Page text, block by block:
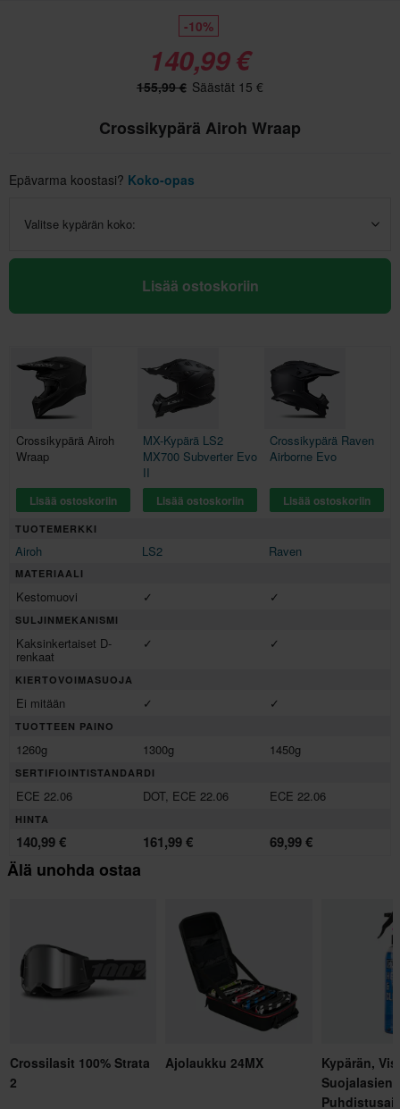
-10%
140,99 €
155,99 € Säästät 15 €
Crossikypärä Airoh Wraap
Epävarma koostasi? Koko-opas
Valitse kypärän koko:
Lisää ostoskoriin
Crossikypärä Airoh
Wraap
MX-Kypärä LS2
MX700 Subverter Evo
II
Crossikypärä Raven
Airborne Evo
Lisää ostoskoriin Lisää ostoskoriin Lisää ostoskoriin
TUOTEMERKKI
Airoh LS2 Raven
MATERIAALI
Kestomuovi ✓ ✓
SULJINMEKANISMI
Kaksinkertaiset D-
renkaat
✓ ✓
KIERTOVOIMASUOJA
Ei mitään ✓ ✓
TUOTTEEN PAINO
1260g 1300g 1450g
SERTIFIOINTISTANDARDI
ECE 22.06 DOT, ECE 22.06 ECE 22.06
HINTA
140,99 € 161,99 € 69,99 €
Älä unohda ostaa
Crossilasit 100% Strata
2
Ajolaukku 24MX
Kypärän,
Suojalasien